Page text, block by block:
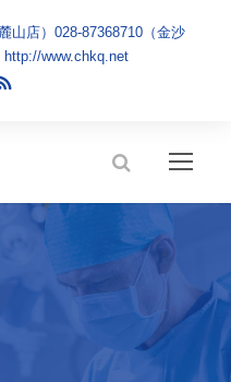
山店）028-87368710（金沙
http://www.chkq.net